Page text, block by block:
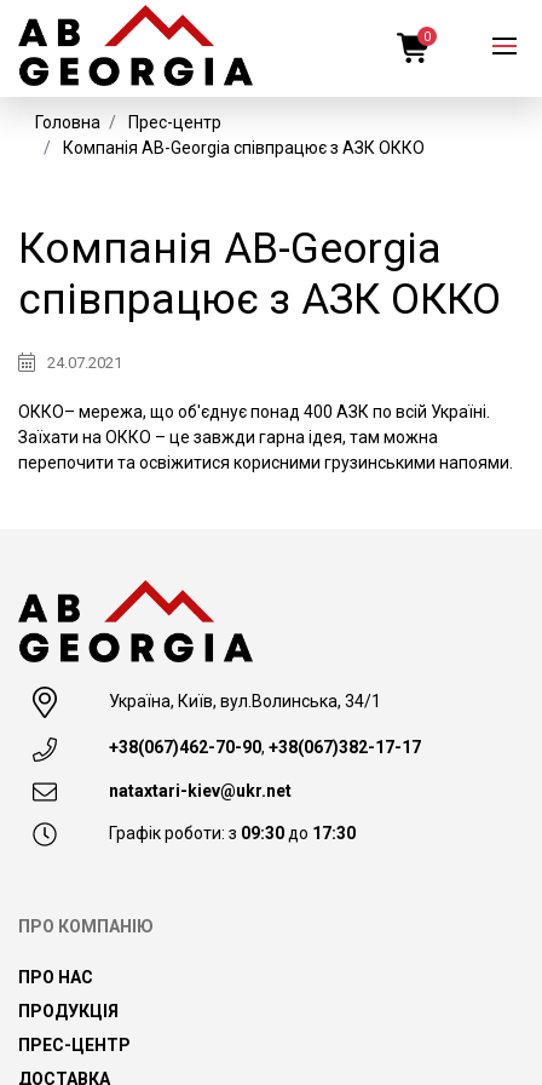
0
Головна
Прес-центр
Компанія AB-Georgia співпрацює з АЗК ОККО
Компанія AB-Georgia
співпрацює з АЗК ОККО
24.07.2021
ОККО– мережа, що об'єднує понад 400 АЗК по всій Україні.
Заїхати на ОККО – це завжди гарна ідея, там можна
перепочити та освіжитися корисними грузинськими напоями.
Україна, Київ, вул.Волинська, 34/1
+38(067)462-70-90, +38(067)382-17-17
nataxtari-kiev@ukr.net
Графік роботи: з 09:30до 17:30
ПРО КОМПАНІЮ
ПРО НАС
ПРОДУКЦІЯ
ПРЕС-ЦЕНТР
ДОСТАВКА